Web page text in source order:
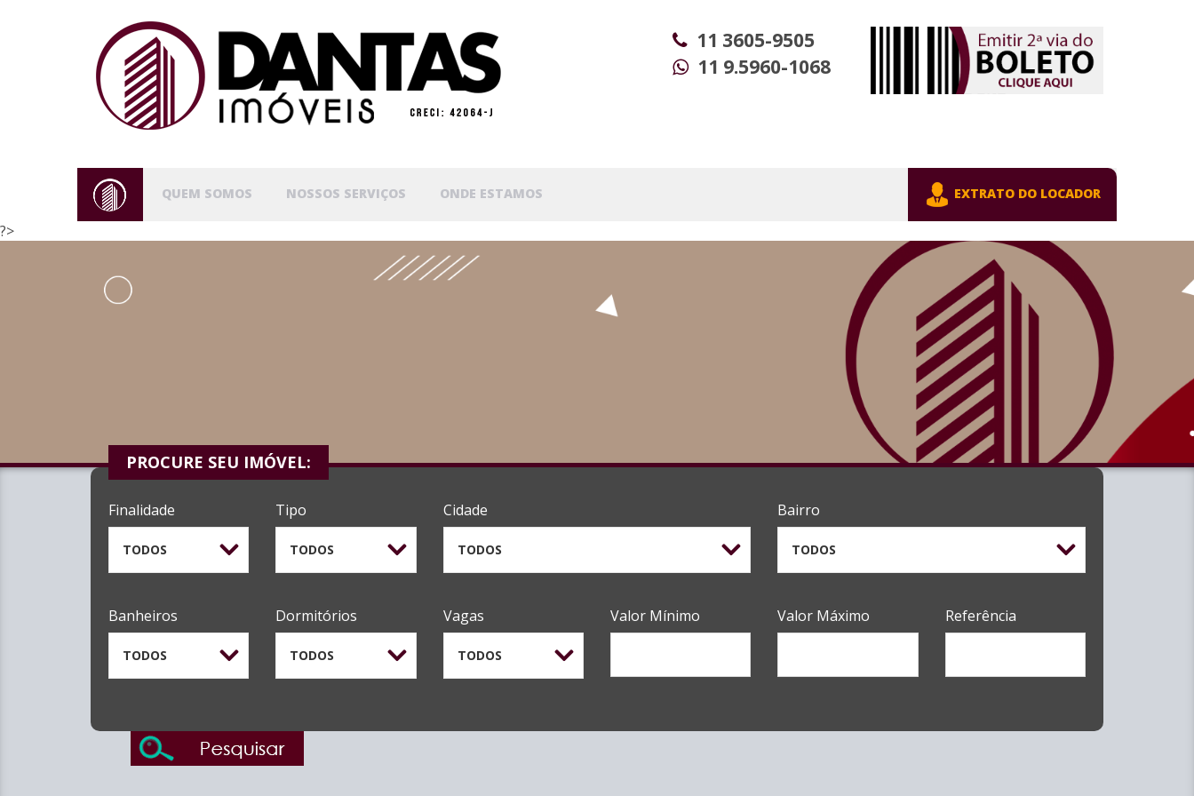
11 3605-9505
11 9.5960-1068
QUEM SOMOS NOSSOS SERVIÇOS ONDE ESTAMOS EXTRATO DO LOCADOR
?>
PROCURE SEU IMÓVEL:
Finalidade
TODOS
Tipo
TODOS
Cidade
TODOS
Bairro
TODOS
Banheiros
TODOS
Dormitórios
TODOS
Vagas
TODOS
Valor Mínimo Valor Máximo Referência